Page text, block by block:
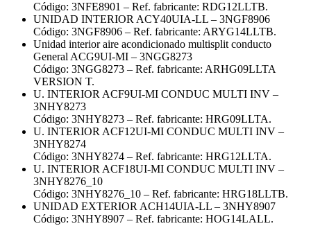
Código: 3NFE8901 – Ref. fabricante: RDG12LLTB.
UNIDAD INTERIOR ACY40UIA-LL – 3NGF8906
Código: 3NGF8906 – Ref. fabricante: ARYG14LLTB.
Unidad interior aire acondicionado multisplit conducto
General ACG9UI-MI – 3NGG8273
Código: 3NGG8273 – Ref. fabricante: ARHG09LLTA
VERSION T.
U. INTERIOR ACF9UI-MI CONDUC MULTI INV –
3NHY8273
Código: 3NHY8273 – Ref. fabricante: HRG09LLTA.
U. INTERIOR ACF12UI-MI CONDUC MULTI INV –
3NHY8274
Código: 3NHY8274 – Ref. fabricante: HRG12LLTA.
U. INTERIOR ACF18UI-MI CONDUC MULTI INV –
3NHY8276_10
Código: 3NHY8276_10 – Ref. fabricante: HRG18LLTB.
UNIDAD EXTERIOR ACH14UIA-LL – 3NHY8907
Código: 3NHY8907 – Ref. fabricante: HOG14LALL.